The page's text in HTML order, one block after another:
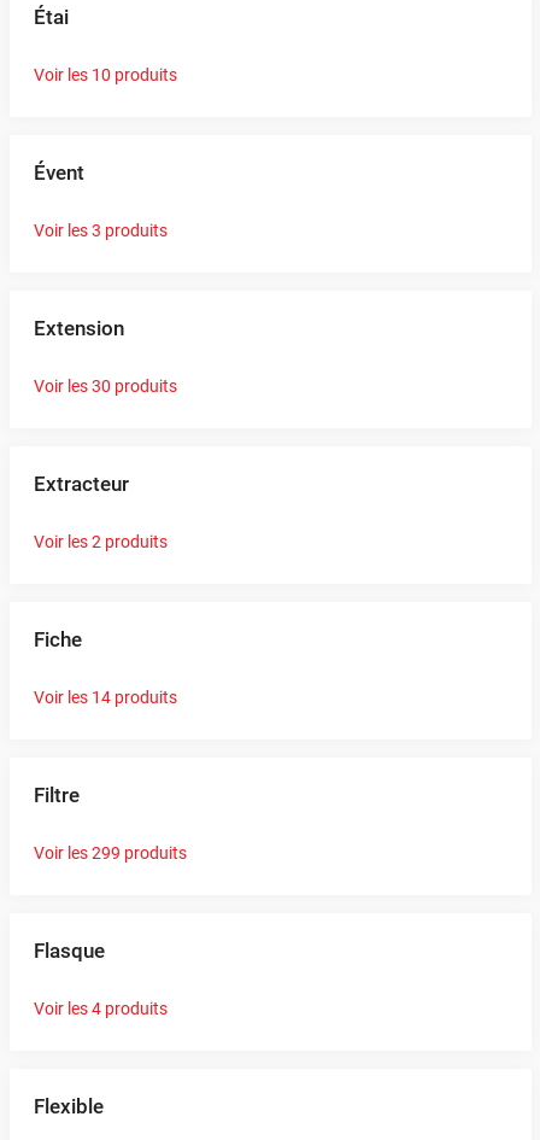
Étai
Voir les 10 produits
Évent
Voir les 3 produits
Extension
Voir les 30 produits
Extracteur
Voir les 2 produits
Fiche
Voir les 14 produits
Filtre
Voir les 299 produits
Flasque
Voir les 4 produits
Flexible